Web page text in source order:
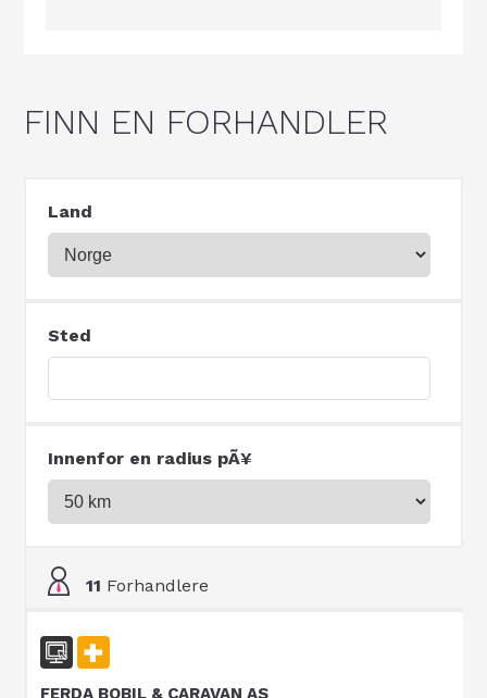
FINN EN FORHANDLER
Land
Sted
Innenfor en radius pÃ¥
11 Forhandlere
FERDA BOBIL & CARAVAN AS